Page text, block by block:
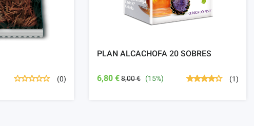
(0)
PLAN ALCACHOFA 20 SOBRES
6,80 €8,00 € (15%) (1)